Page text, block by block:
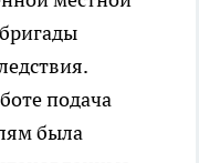
подача
была